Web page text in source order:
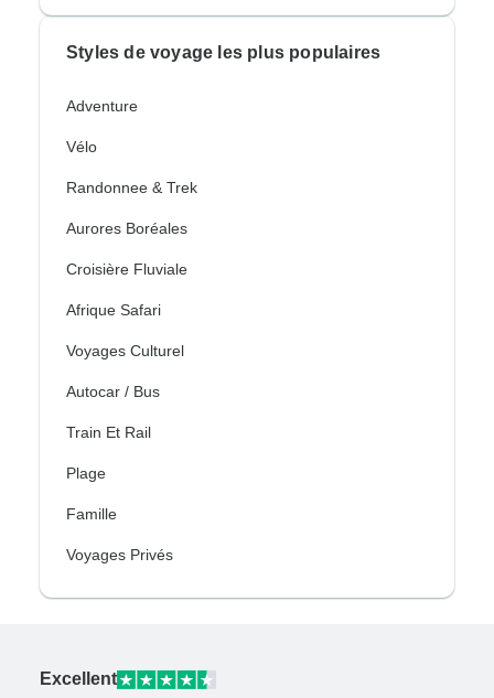
Styles de voyage les plus populaires
Adventure
Vélo
Randonnee & Trek
Aurores Boréales
Croisière Fluviale
Afrique Safari
Voyages Culturel
Autocar / Bus
Train Et Rail
Plage
Famille
Voyages Privés
Excellent